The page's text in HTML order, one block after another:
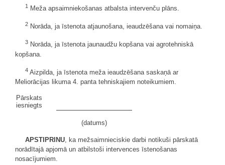
1 Meža apsaimniekošanas atbalsta intervenču plāns.
2 Norāda, ja īstenota atjaunošana, ieaudzēšana vai nomaiņa.
3 Norāda, ja īstenota jaunaudžu kopšana vai agrotehniskā
kopšana.
4 Aizpilda, ja īstenota meža ieaudzēšana saskaņā ar
Meliorācijas likuma 4. panta tehniskajiem noteikumiem.
Pārskats
iesniegts
(datums)
APSTIPRINU , ka mežsaimnieciskie darbi notikuši pārskatā
norādītajā apjomā un atbilstoši intervences īstenošanas
nosacījumiem.